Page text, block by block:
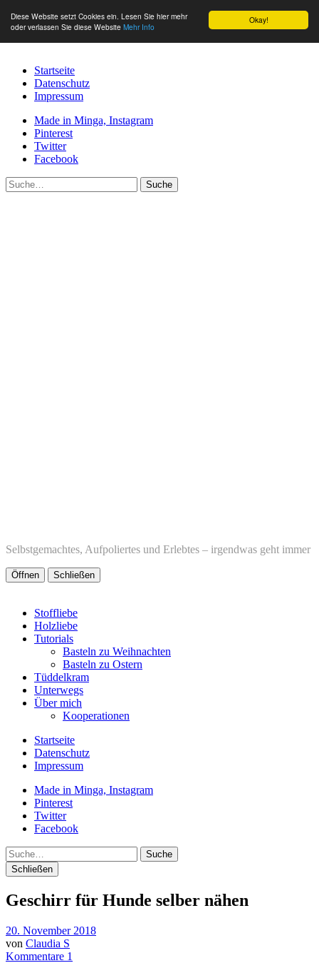
Okay!
Diese Website setzt Cookies ein. Lesen Sie hier mehr
oder verlassen Sie diese Website Mehr Info
Startseite
Datenschutz
Impressum
Made in Minga, Instagram
Pinterest
Twitter
Facebook
Suche
Selbstgemachtes, Aufpoliertes und Erlebtes – irgendwas geht immer
Öffnen Schließen
Stoffliebe
Holzliebe
Tutorials
Basteln zu Weihnachten
Basteln zu Ostern
Tüddelkram
Unterwegs
Über mich
Kooperationen
Startseite
Datenschutz
Impressum
Made in Minga, Instagram
Pinterest
Twitter
Facebook
Suche
Schließen
Geschirr für Hunde selber nähen
20. November 2018
von Claudia S
Kommentare 1